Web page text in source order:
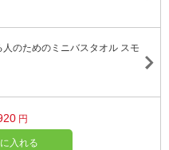
のためのミニバスタオル スモ
円
入れる